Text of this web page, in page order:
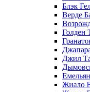
Блэк
Верде
Голден
Джил
Жиало